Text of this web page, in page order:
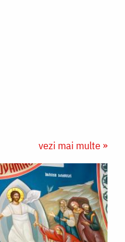
vezi mai multe »